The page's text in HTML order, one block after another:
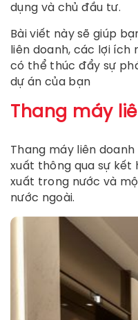
dụng và chủ đầu tư.
Bài viết này sẽ giúp
liên doanh, các lợi ích
có thể thúc đẩy sự
dự án của bạn
Thang máy
Thang máy liên
xuất thông qua sự kết
xuất trong nước và
nước ngoài.